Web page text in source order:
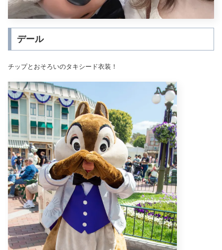
デール
チップとおそろいのタキシード衣装！